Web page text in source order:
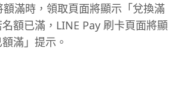
滿時，領取頁面將顯示「兌換滿
額已滿，LINE Pay 刷卡頁面將顯
滿」提示。